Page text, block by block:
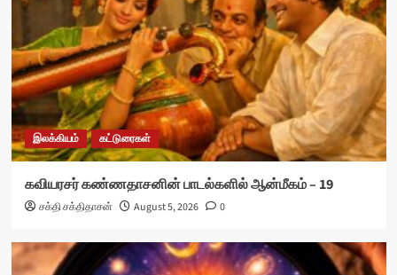
இலக்கியம் கட்டுரைகள்
கவியரசர் கண்ணதாசனின் பாடல்களில் ஆன்மீகம் – 19
சக்தி சக்திதாசன் August 5, 2026 0